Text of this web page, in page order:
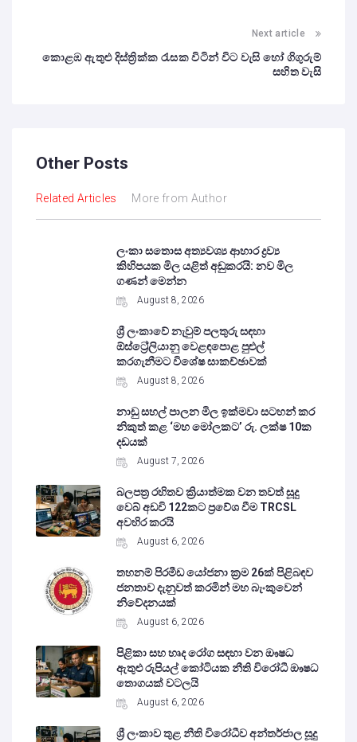
Next article
කොළඹ ඇතුළු දිස්‍ත්‍රික්ක රැසක විටින් විට වැසි හෝ ගිගුරුම්
සහිත වැසි
Other Posts
Related Articles More from Author
ලංකා සතොස අත්‍යවශ්‍ය ආහාර ද්‍රව්‍ය
කිහිපයක මිල යළිත් අඩුකරයි: නව මිල
ගණන් මෙන්න
August 8, 2026
ශ්‍රී ලංකාවේ නැවුම් පලතුරු සඳහා
ඕස්ට්‍රේලියානු වෙළඳපොළ පුළුල්
කරගැනීමට විශේෂ සාකච්ඡාවක්
August 8, 2026
නාඩු සහල් පාලන මිල ඉක්මවා සටහන් කර
නිකුත් කළ ‘මහ මෝලකට’ රු. ලක්ෂ 10ක
දඩයක්
August 7, 2026
බලපත්‍ර රහිතව ක්‍රියාත්මක වන තවත් සූදු
වෙබ් අඩවි 122කට ප්‍රවේශ වීම TRCSL
අවහිර කරයි
August 6, 2026
තහනම් පිරමීඩ යෝජනා ක්‍රම 26ක් පිළිබඳව
ජනතාව දැනුවත් කරමින් මහ බැංකුවෙන්
නිවේදනයක්
August 6, 2026
පිළිකා සහ හෘද රෝග සඳහා වන ඖෂධ
ඇතුළු රුපියල් කෝටියක නීති විරෝධී ඖෂධ
තොගයක් වටලයි
August 6, 2026
ශ්‍රී ලංකාව තුළ නීති විරෝධීව අන්තර්ජාල සූදු